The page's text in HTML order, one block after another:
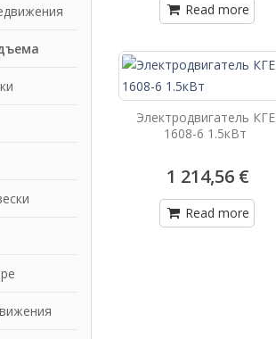
Read more
Электродвигатель КГЕ
1608-6 1.5кВт
1 214,56 €
Read more